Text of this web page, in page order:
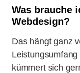
Was brauche
Webdesign?
Das hängt ganz
kümmert sich